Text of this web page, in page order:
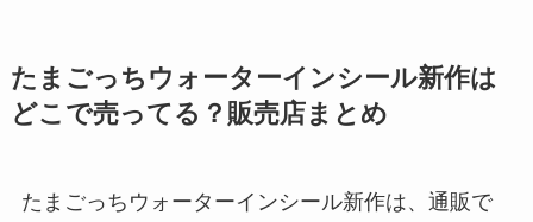
たまごっちウォーターインシール新作は
どこで売ってる？販売店まとめ
たまごっちウォーターインシール新作は、通販で